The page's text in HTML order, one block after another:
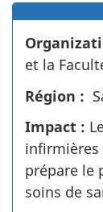
S
u
c
c
e
s
s
S
et la
Région :
Impact :
infirmières
prépare le
soins de